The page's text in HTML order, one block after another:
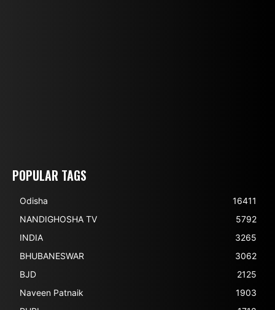
POPULAR TAGS
Odisha
16411
NANDIGHOSHA TV
5792
INDIA
3265
BHUBANESWAR
3062
BJD
2125
Naveen Patnaik
1903